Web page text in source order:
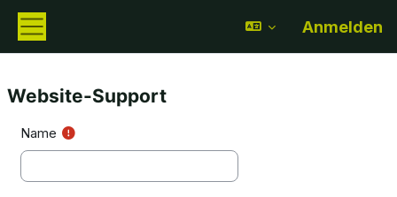
Anmelden
Website-Support
Name